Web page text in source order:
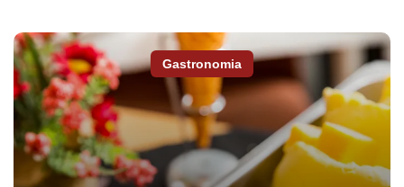
mulheres concentram só 2% do total de assassinatos, enquanto
os municípios com mais homicídios de homens concentram 15%
do total de mortes. “Homicídios de homens estão mais
concentrados que os de mulheres, e isso cria uma certa
dificuldade de enfrentamento. Chegar aos pequenos municípios é
o desafio, já que os grandes têm seus instrumentos, como as
Gastronomia